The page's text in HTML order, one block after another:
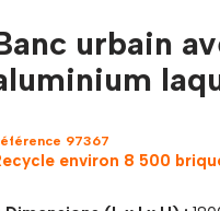
urbain
97367
environ 8 500